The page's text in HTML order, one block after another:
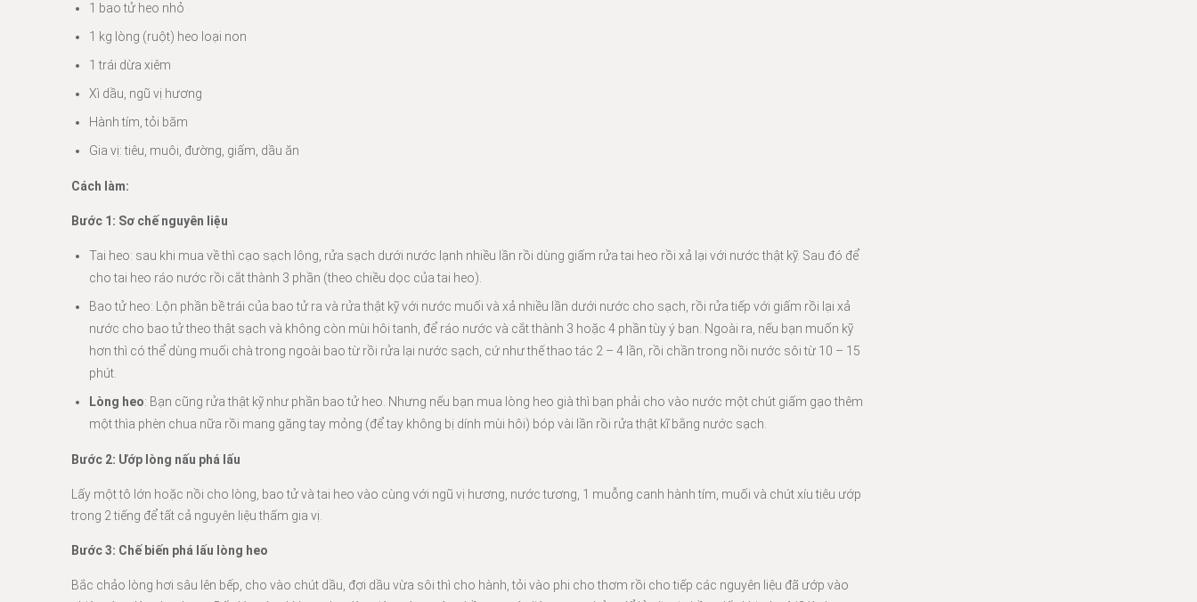
1 bao tử heo nhỏ
1 kg lòng (ruột) heo loại non
1 trái dừa xiêm
Xì dầu, ngũ vị hương
Hành tím, tỏi băm
Gia vị: tiêu, muôi, đường, giấm, dầu ăn
Cách làm:
Bước 1: Sơ chế nguyên liệu
Tai heo: sau khi mua về thì cạo sạch lông, rửa sạch dưới nước lạnh nhiều lần rồi dùng giấm rửa tai heo rồi xả lại với nước thật kỹ. Sau đó để
cho tai heo ráo nước rồi cắt thành 3 phần (theo chiều dọc của tai heo).
Bao tử heo: Lộn phần bề trái của bao tử ra và rửa thật kỹ với nước muối và xả nhiều lần dưới nước cho sạch, rồi rửa tiếp với giấm rồi lại xả
nước cho bao tử theo thật sạch và không còn mùi hôi tanh, để ráo nước và cắt thành 3 hoặc 4 phần tùy ý bạn. Ngoài ra, nếu bạn muốn kỹ
hơn thì có thể dùng muối chà trong ngoài bao từ rồi rửa lại nước sạch, cứ như thế thao tác 2 – 4 lần, rồi chần trong nồi nước sôi từ 10 – 15
phút.
Lòng heo: Bạn cũng rửa thật kỹ như phần bao tử heo. Nhưng nếu bạn mua lòng heo già thì bạn phải cho vào nước một chút giấm gạo thêm
một thìa phèn chua nữa rồi mang găng tay mỏng (để tay không bị dính mùi hôi) bóp vài lần rồi rửa thật kĩ bằng nước sạch.
Bước 2: Ướp lòng nấu phá lấu
Lấy một tô lớn hoặc nồi cho lòng, bao tử và tai heo vào cùng với ngũ vị hương, nước tương, 1 muỗng canh hành tím, muối và chút xíu tiêu ướp
trong 2 tiếng để tất cả nguyên liệu thấm gia vị.
Bước 3: Chế biến phá lấu lòng heo
Bắc chảo lòng hơi sâu lên bếp, cho vào chút dầu, đợi dầu vừa sôi thì cho hành, tỏi vào phi cho thơm rồi cho tiếp các nguyên liệu đã ướp vào